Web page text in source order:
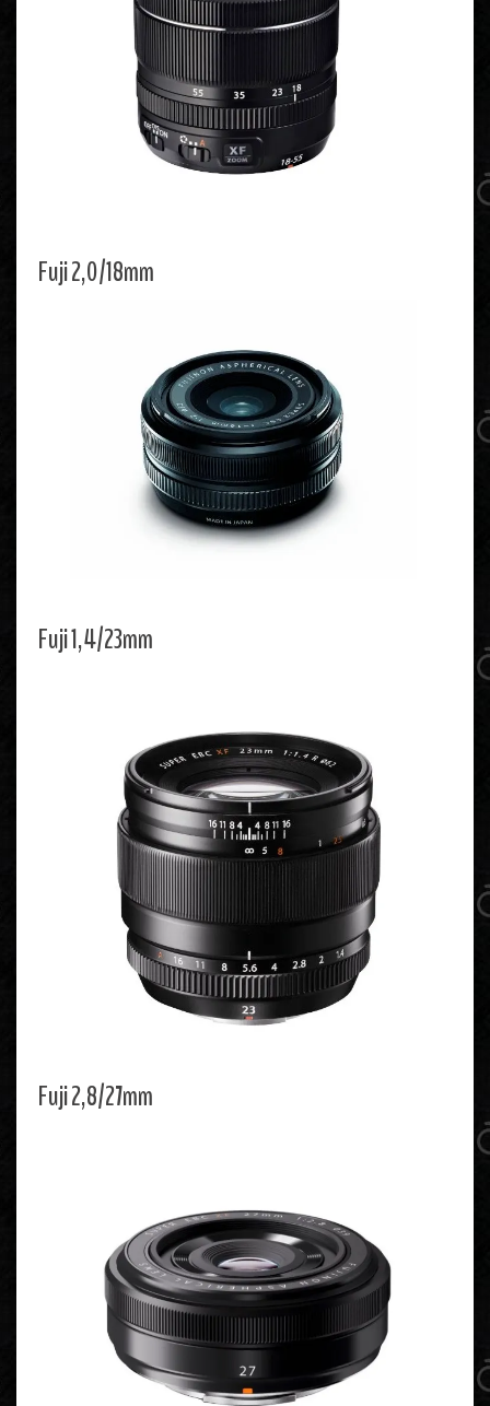
Fuji 2,0/18mm
Fuji 1,4/23mm
Fuji 2,8/27mm